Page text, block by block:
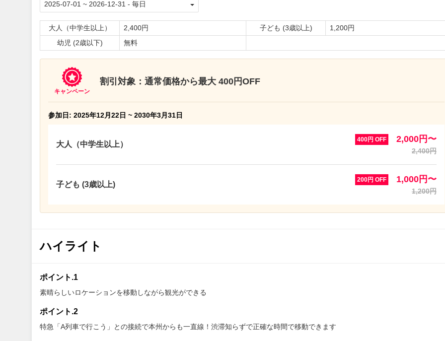
大人（中学生以上） 2,400円 子ども (3歳以上)
1,200円
幼児 (2歳以下)
無料
キャンペーン
割引対象：通常価格から最大 400円OFF
参加日: 2025年12月22日 ~ 2030年3月31日
大人（中学生以上）
400円 OFF 2,000円〜
2,400円
子ども (3歳以上)
200円 OFF 1,000円〜
1,200円
ハイライト
ポイント.1
素晴らしいロケーションを移動しながら観光ができる
ポイント.2
特急「A列車で行こう」との接続で本州からも一直線！渋滞知らずで正確な時間で移動できます